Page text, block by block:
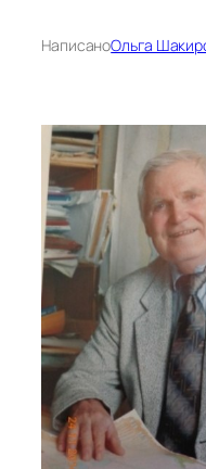
НаписаноОльга